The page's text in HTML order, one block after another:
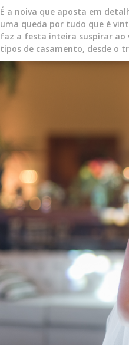
É a noiva que aposta em
uma queda por tudo que é
faz a festa inteira suspirar ao
tipos de casamento, desde o